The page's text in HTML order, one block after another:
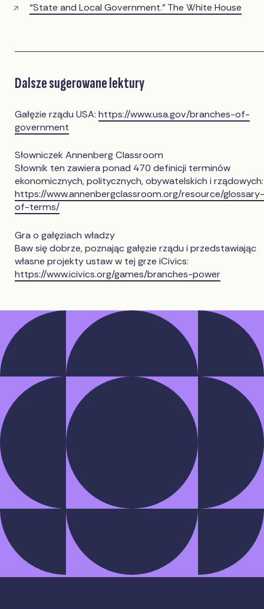
“State and Local Government.” The White House
Dalsze sugerowane lektury
Gałęzie rządu USA:https://www.usa.gov/branches-of-
government
Słowniczek Annenberg Classroom
Słownik ten zawiera ponad 470 definicji terminów
ekonomicznych, politycznych, obywatelskich i rządowych:
https://www.annenbergclassroom.org/resource/
of-terms/
Gra o gałęziach władzy
Baw się dobrze, poznając gałęzie rządu i przedstawiając
własne projekty ustaw w tej grze iCivics:
https://www.icivics.org/games/branches-power